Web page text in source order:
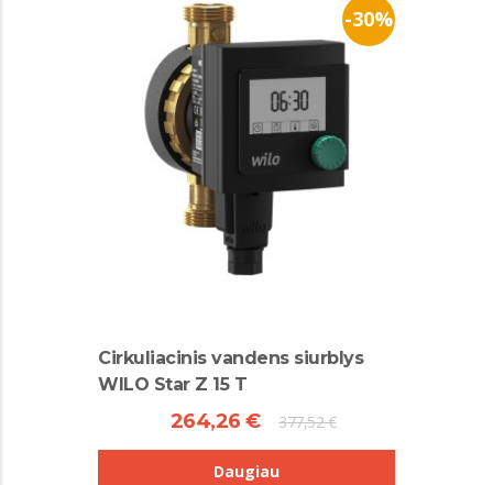
-30%
Cirkuliacinis vandens siurblys
WILO Star Z 15 T
264,26 € 377,52 €
Daugiau